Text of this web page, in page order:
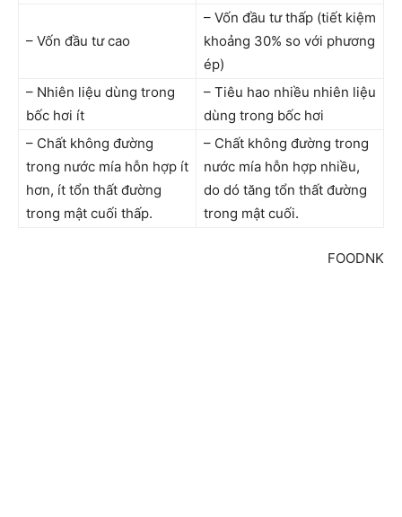
– Vốn đầu tư cao
– Vốn đầu tư thấp (tiết kiệm
khoảng 30% so với phương
ép)
– Nhiên liệu dùng trong
bốc hơi ít
– Tiêu hao nhiều nhiên liệu
dùng trong bốc hơi
– Chất không đường
trong nước mía hỗn hợp ít
hơn, ít tổn thất đường
trong mật cuối thấp.
– Chất không đường trong
nước mía hỗn hợp nhiều,
do dó tăng tổn thất đường
trong mật cuối.
FOODNK